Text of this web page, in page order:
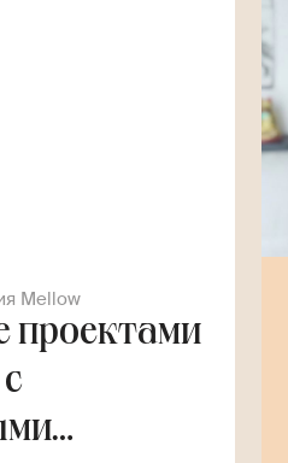
Mellow
проектами